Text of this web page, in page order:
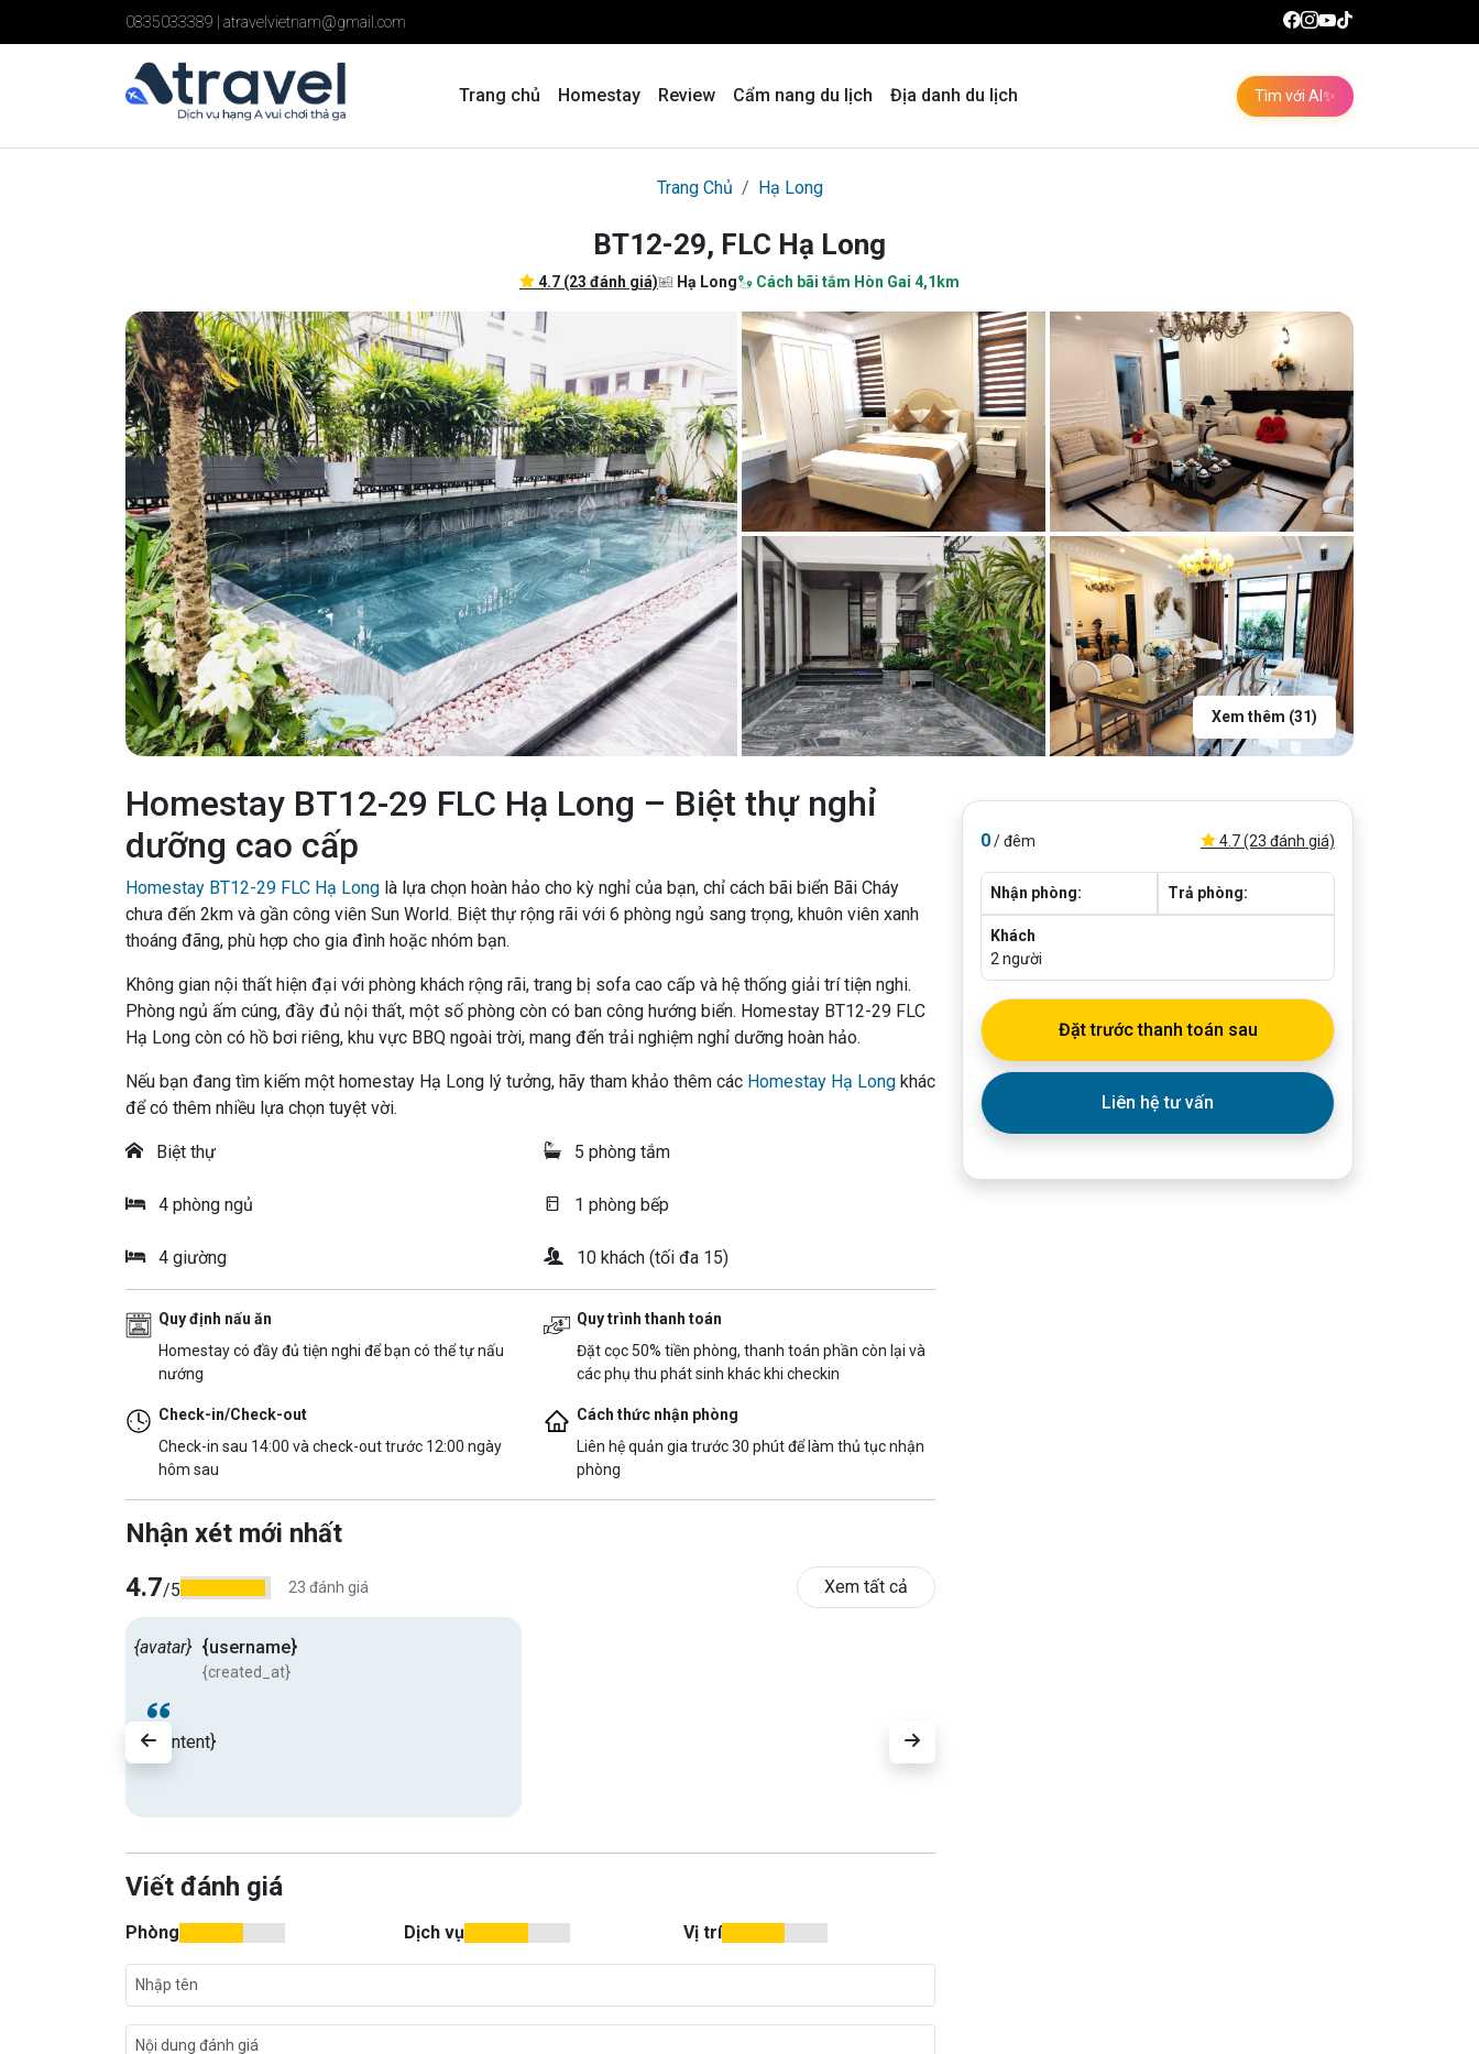
0835033389 | atravelvietnam@gmail.com
Trang chủ Homestay Review Cẩm nang du lịch Địa danh du lịch Tìm với AI ✨
Trang Chủ Hạ Long
BT12-29, FLC Hạ Long
4.7 (23 đánh giá) Hạ Long Cách bãi tắm Hòn Gai 4,1km
Xem thêm (31)
Homestay BT12-29 FLC Hạ Long – Biệt thự nghỉ
dưỡng cao cấp
Homestay BT12-29 FLC Hạ Long là lựa chọn hoàn hảo cho kỳ nghỉ của bạn, chỉ cách bãi biển Bãi Cháy
chưa đến 2km và gần công viên Sun World. Biệt thự rộng rãi với 6 phòng ngủ sang trọng, khuôn viên xanh
thoáng đãng, phù hợp cho gia đình hoặc nhóm bạn.
Không gian nội thất hiện đại với phòng khách rộng rãi, trang bị sofa cao cấp và hệ thống giải trí tiện nghi.
Phòng ngủ ấm cúng, đầy đủ nội thất, một số phòng còn có ban công hướng biển. Homestay BT12-29 FLC
Hạ Long còn có hồ bơi riêng, khu vực BBQ ngoài trời, mang đến trải nghiệm nghỉ dưỡng hoàn hảo.
Nếu bạn đang tìm kiếm một homestay Hạ Long lý tưởng, hãy tham khảo thêm các Homestay Hạ Long khác
để có thêm nhiều lựa chọn tuyệt vời.
Biệt thự 5 phòng tắm
4 phòng ngủ 1 phòng bếp
4 giường 10 khách (tối đa 15)
Quy định nấu ăn
Homestay có đầy đủ tiện nghi để bạn có thể tự nấu
nướng
Quy trình thanh toán
Đặt cọc 50% tiền phòng, thanh toán phần còn lại và
các phụ thu phát sinh khác khi checkin
Check-in/Check-out
Check-in sau 14:00 và check-out trước 12:00 ngày
hôm sau
Cách thức nhận phòng
Liên hệ quản gia trước 30 phút để làm thủ tục nhận
phòng
Nhận xét mới nhất
4.7/5 23 đánh giá Xem tất cả
{avatar} {username}
{created_at}
{content}
Viết đánh giá
Phòng Dịch vụ Vị trí
0/ đêm 4.7 (23 đánh giá)
Nhận phòng: Trả phòng:
Khách
2người
Đặt trước thanh toán sau
Liên hệ tư vấn